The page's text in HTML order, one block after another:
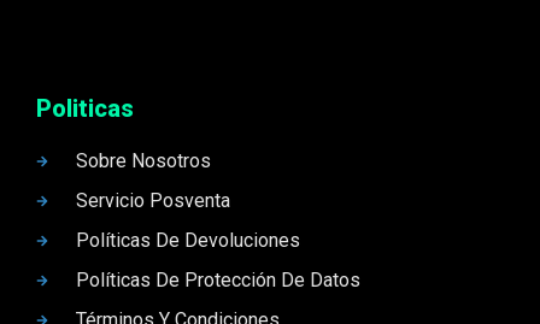
Politicas
Sobre Nosotros
Servicio Posventa
Políticas De Devoluciones
Políticas De Protección De Datos